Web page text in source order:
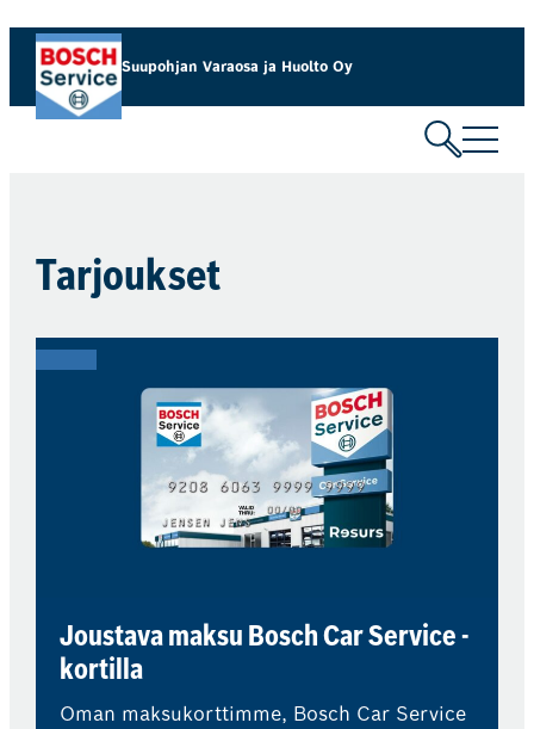
Siirry
sisältöön
Suupohjan Varaosa ja Huolto Oy
Tarjoukset
Joustava maksu Bosch Car Service -
kortilla
Oman maksukorttimme, Bosch Car Service